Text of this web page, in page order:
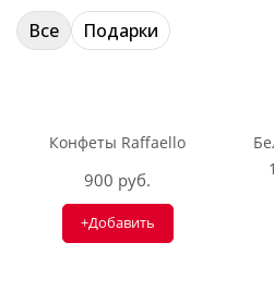
Все Подарки
Конфеты Raffaello
900 руб.
+Добавить